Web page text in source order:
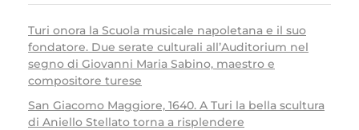
Turi onora la Scuola musicale napoletana e il suo
fondatore. Due serate culturali all’Auditorium nel
segno di Giovanni Maria Sabino, maestro e
compositore turese
San Giacomo Maggiore, 1640. A Turi la bella scultura
di Aniello Stellato torna a risplendere